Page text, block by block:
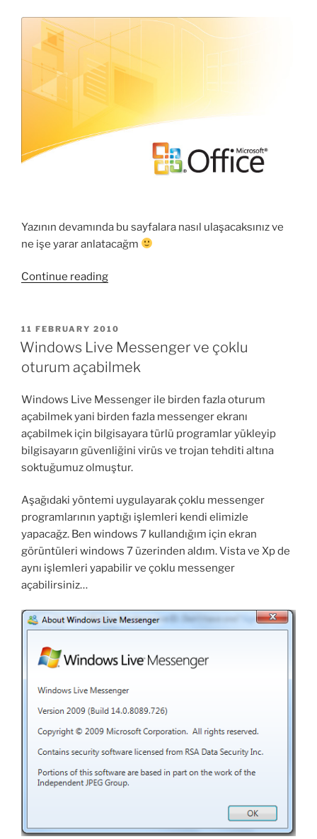
Yazının devamında bu sayfalara nasıl ulaşacaksınız ve
ne işe yarar anlatacağm
Continue reading“Office
office
2007
de
klavuzu”
POSTED
ON
11 FEBRUARY 2010
Windows Live Messenger ve çoklu
oturum açabilmek
Windows Live Messenger ile birden fazla oturum
açabilmek yani birden fazla messenger ekranı
açabilmek için bilgisayara türlü programlar yükleyip
bilgisayarın güvenliğini virüs ve trojan tehditi altına
soktuğumuz olmuştur.
Aşağıdaki yöntemi uygulayarak çoklu messenger
programlarının yaptığı işlemleri kendi elimizle
yapacağz. Ben windows 7 kullandığım için ekran
görüntüleri windows 7 üzerinden aldım. Vista ve Xp de
aynı işlemleri yapabilir ve çoklu messenger
açabilirsiniz…